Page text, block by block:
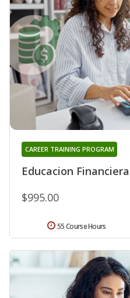
Educacion
CAREER TRAINING PROGRAM
$995.00
55 Course Hours